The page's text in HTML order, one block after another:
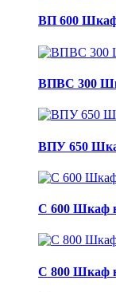
ВП 600 Шкаф
ВПВС 300
ВПУ 650
С 600 Шкаф
С 800 Шкаф